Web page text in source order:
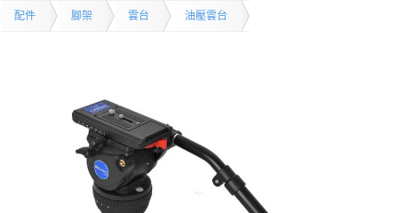
配件 腳架 雲台 油壓雲台